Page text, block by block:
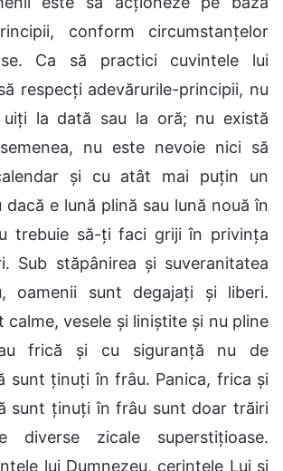
conform circumstanțelor
Ca să practici cuvintele lui
respecți adevărurile-principii, nu
la dată sau la oră; nu există
nu este nevoie nici să
și cu atât mai puțin un
dacă e lună plină sau lună nouă în
trebuie să-ți faci griji în privința
Sub stăpânirea și suveranitatea
oamenii sunt degajați și liberi.
calme, vesele și liniștite și nu pline
frică și cu siguranță nu de
sunt ținuți în frâu. Panica, frica și
sunt ținuți în frâu sunt doar trăiri
diverse zicale superstițioase.
lui Dumnezeu, cerințele Lui și